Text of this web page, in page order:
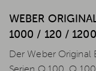
WEBER
1000 / 120 /
Der Weber Original